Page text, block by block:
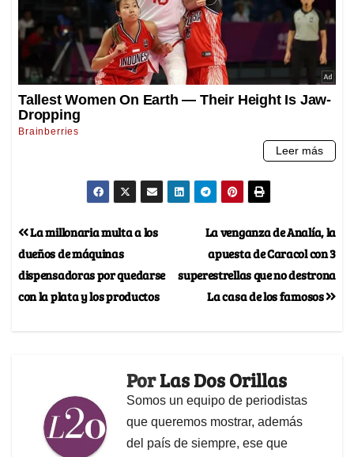
La venganza de Analía, la
apuesta de Caracol con 3
superestrellas que no destrona
La casa de los famosos
La millonaria multa a los
dueños de máquinas
dispensadoras por quedarse
con la plata y los productos
PorLas Dos Orillas
Somos un equipo de periodistas
que queremos mostrar, además
del país de siempre, ese que